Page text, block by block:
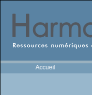
Accueil